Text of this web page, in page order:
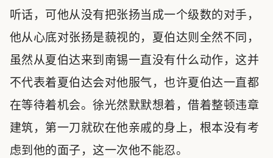
听话，可他从没有把张扬当成一个级数的对手，
他从心底对张扬是藐视的，夏伯达则全然不同，
虽然从夏伯达来到南锡一直没有什么动作，这并
不代表着夏伯达会对他服气，也许夏伯达一直都
在等待着机会。徐光然默默想着，借着整顿违章
建筑，第一刀就砍在他亲戚的身上，根本没有考
虑到他的面子，这一次他不能忍。